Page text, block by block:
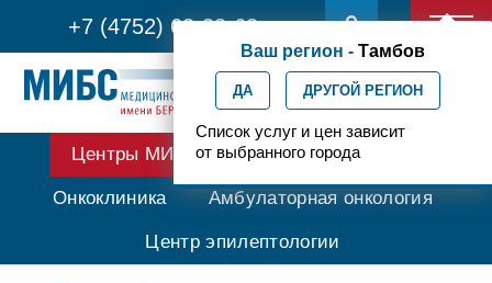
+7 (4752) 63-33-63
Ваш регион - Тамбов
ДА ДРУГОЙ РЕГИОН
Список услуг и цен зависит
от выбранного города
Центры МИБС Протонная терапия
Онкоклиника Амбулаторная онкология
Центр эпилептологии